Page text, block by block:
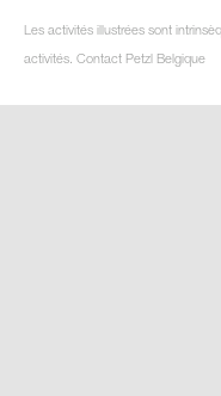
Les activités illustrées sont
activités. Contact Petzl Belgique